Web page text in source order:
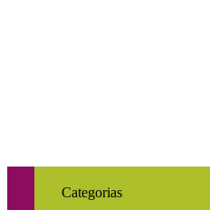
Categorias